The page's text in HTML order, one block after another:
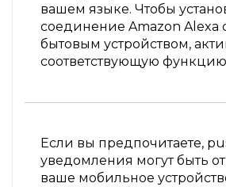
вашем языке. Чтобы
соединение Amazon Alexa
бытовым устройством,
соответствующую
Если вы предпочитаете,
уведомления могут быть
ваше мобильное